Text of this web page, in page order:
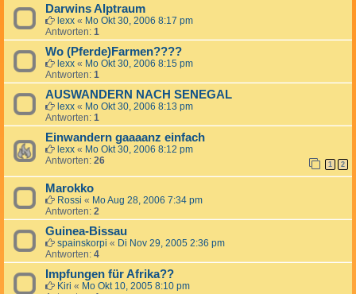
Darwins Alptraum
lexx « Mo Okt 30, 2006 8:17 pm
Antworten: 1
Wo (Pferde)Farmen????
lexx « Mo Okt 30, 2006 8:15 pm
Antworten: 1
AUSWANDERN NACH SENEGAL
lexx « Mo Okt 30, 2006 8:13 pm
Antworten: 1
Einwandern gaaaanz einfach
lexx « Mo Okt 30, 2006 8:12 pm
Antworten: 26 1 2
Marokko
Rossi « Mo Aug 28, 2006 7:34 pm
Antworten: 2
Guinea-Bissau
spainskorpi « Di Nov 29, 2005 2:36 pm
Antworten: 4
Impfungen für Afrika??
Kiri « Mo Okt 10, 2005 8:10 pm